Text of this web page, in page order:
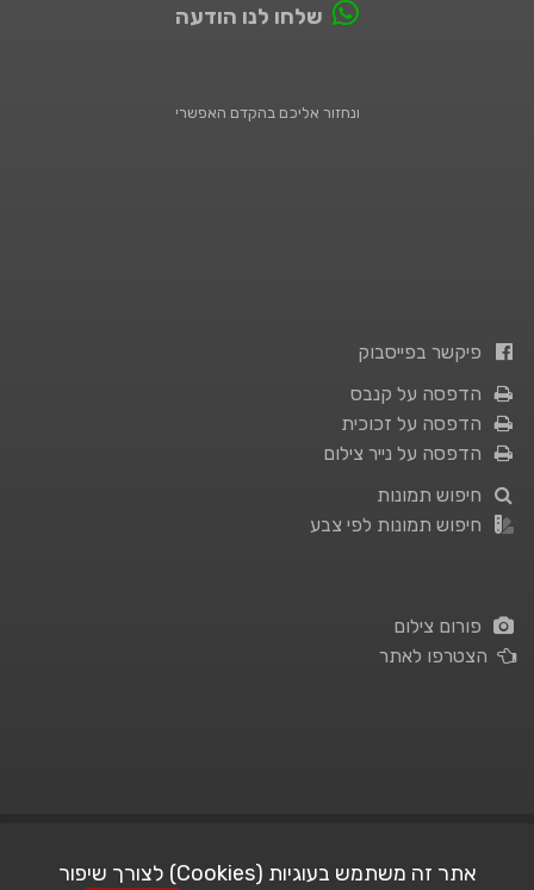
שלחו לנו הודעה
ונחזור אליכם בהקדם האפשרי
פיקשר בפייסבוק
הדפסה על קנבס
הדפסה על זכוכית
הדפסה על נייר צילום
חיפוש תמונות
חיפוש תמונות לפי צבע
פורום צילום
הצטרפו לאתר
אתר זה משתמש בעוגיות (Cookies) לצורך שיפור